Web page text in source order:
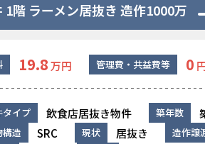
1階 ラーメン居抜き 造作1000万
19.8万円 管理費・共益費等 0
タイプ 飲食店居抜き物件 築年数
構造 SRC 現状 居抜き 造作譲